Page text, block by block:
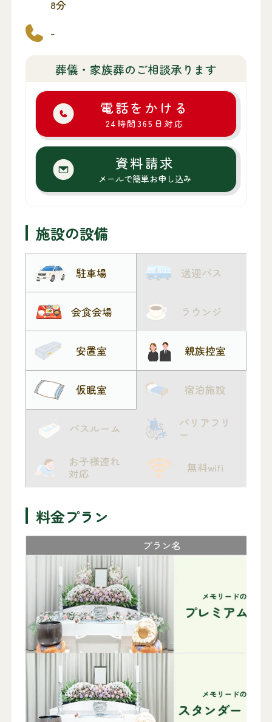
8分
-
葬儀・家族葬のご相談承ります
電話をかける
24時間365日対応
資料請求
メールで簡単お申し込み
施設の設備
駐車場 送迎バス
会食会場 ラウンジ
安置室 親族控室
仮眠室 宿泊施設
バスルーム
バリアフリ
ー
お子様連れ
対応
無料wifi
料金プラン